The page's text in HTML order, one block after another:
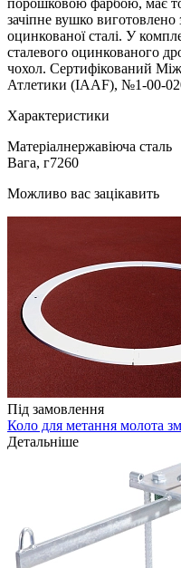
зачіпне вушко виготовлено
оцинкованої сталі. У
сталевого оцинкованого
чохол. Сертифікований
Атлетики (IAAF), №1-00-
Характеристики
Матеріалнержавіюча сталь
Вага, г7260
Можливо вас зацікавить
Під замовлення
Коло для метання молота
Детальніше